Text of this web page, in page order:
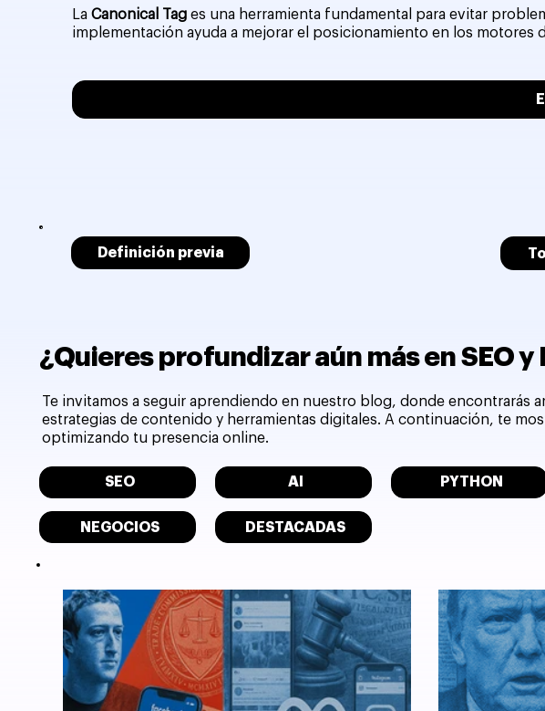
LaCanonical Tag es una herramienta fundamental para evitar
implementación ayuda a mejorar el posicionamiento en los
Definición previa
¿Quieres profundizar aún más en SEO
Te invitamos a seguir aprendiendo en nuestro blog, donde encontrarás
estrategias de contenido y herramientas digitales. A continuación, te
optimizando tu presencia online.
SEO AI PYTHON
NEGOCIOS DESTACADAS